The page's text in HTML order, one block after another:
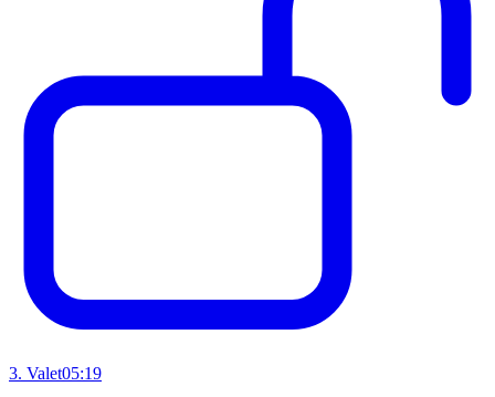
3. Valet05:19